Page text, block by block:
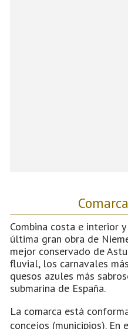
Combina costa e interior
última gran obra de
mejor conservado de
fluvial, los carnavales
quesos azules más
submarina de España.
La comarca está
concejos (municipios). En